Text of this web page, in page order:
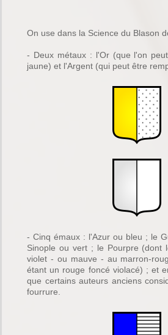
On use dans la Science du Blason
- Deux métaux : l'Or (que l'on
jaune) et l'Argent (qui peut être
- Cinq émaux : l'Azur ou bleu ; le
Sinople ou vert ; le Pourpre (dont
violet - ou mauve - au marron-
étant un rouge foncé violacé) ; et
que certains auteurs anciens
fourrure.